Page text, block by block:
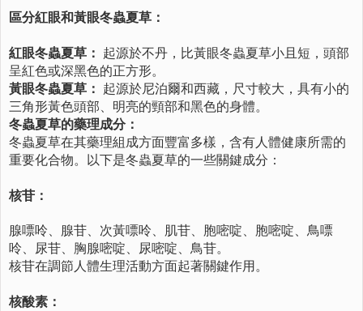
區分紅眼和黃眼冬蟲夏草：
紅眼冬蟲夏草： 起源於不丹，比黃眼冬蟲夏草小且短，頭部
呈紅色或深黑色的正方形。
黃眼冬蟲夏草： 起源於尼泊爾和西藏，尺寸較大，具有小的
三角形黃色頭部、明亮的頸部和黑色的身體。
冬蟲夏草的藥理成分：
冬蟲夏草在其藥理組成方面豐富多樣，含有人體健康所需的
重要化合物。以下是冬蟲夏草的一些關鍵成分：
核苷：
腺嘌呤、腺苷、次黃嘌呤、肌苷、胞嘧啶、胞嘧啶、鳥嘌
呤、尿苷、胸腺嘧啶、尿嘧啶、鳥苷。
核苷在調節人體生理活動方面起著關鍵作用。
核酸素：